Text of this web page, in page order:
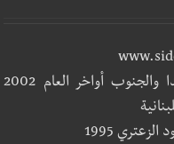
أول صحيفة اليكترونية صدرت في صيدا والجنوب أواخر العام 2002
1995